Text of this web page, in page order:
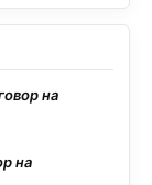
на
на